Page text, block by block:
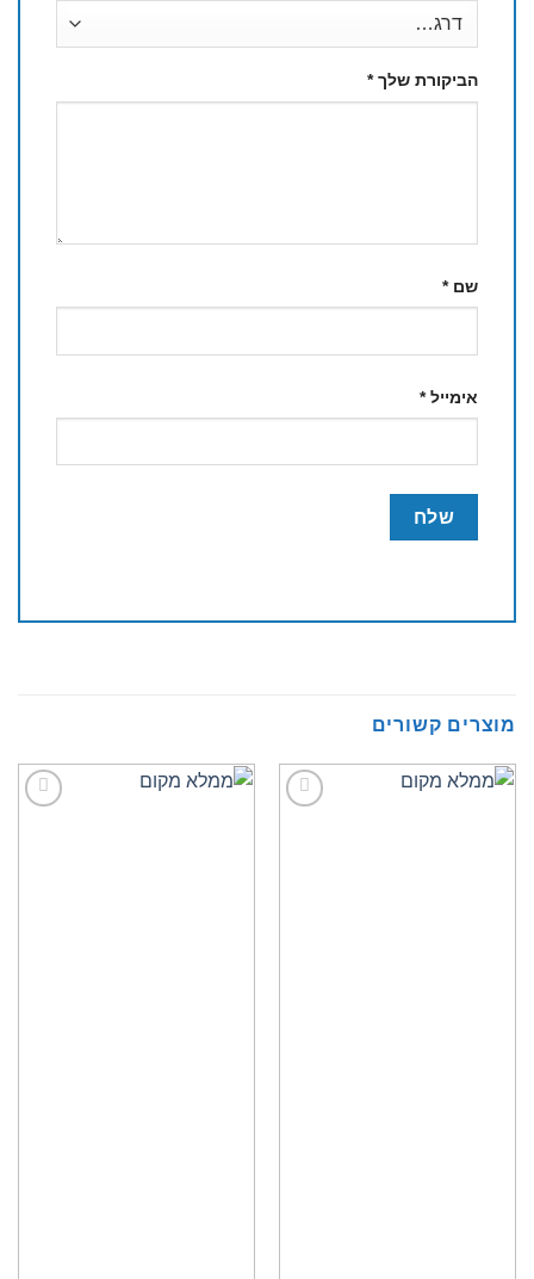
הביקורת שלך*
שם*
אימייל*
מוצרים קשורים